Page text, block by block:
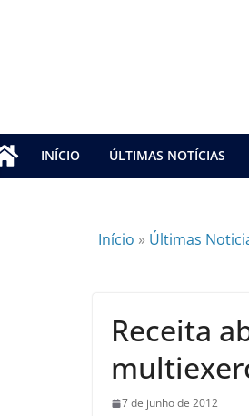
INÍCIO ÚLTIMAS NOTÍCIAS
Início » Últimas
Receita
7 de junho de 2012